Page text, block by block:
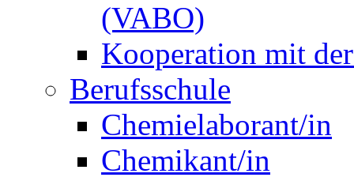
(VABO)
Kooperation mit
Berufsschule
Chemielaborant/in
Chemikant/in